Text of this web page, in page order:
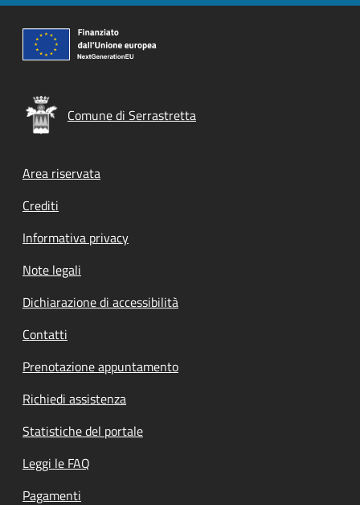
Comune di Serrastretta
Footer menu
Area riservata
Crediti
Informativa privacy
Note legali
Dichiarazione di accessibilità
Contatti
Prenotazione appuntamento
Richiedi assistenza
Statistiche del portale
Leggi le FAQ
Pagamenti